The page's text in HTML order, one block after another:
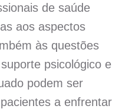
de saúde
aos aspectos
às questões
psicológico e
podem ser
a enfrentar